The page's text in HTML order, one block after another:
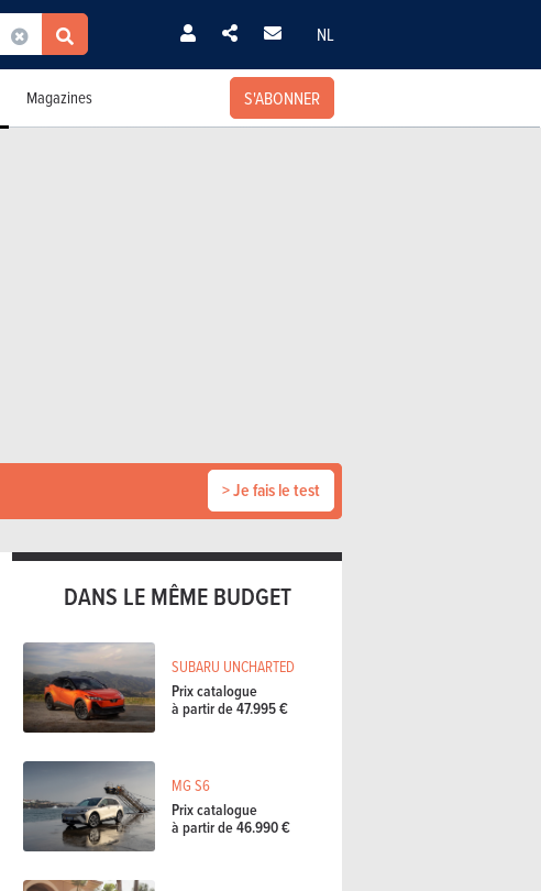
NL
Magazines S'ABONNER
> Je fais le test
DANS LE MÊME BUDGET
SUBARU UNCHARTED
Prix catalogue
à partir de 47.995 €
MG S6
Prix catalogue
à partir de 46.990 €